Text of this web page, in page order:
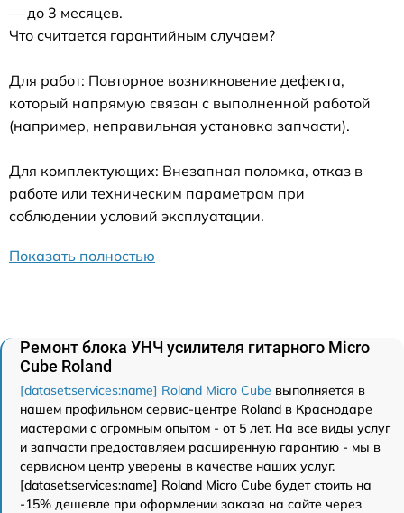
— до 3 месяцев.
Что считается гарантийным случаем?
Для работ: Повторное возникновение дефекта,
который напрямую связан с выполненной работой
(например, неправильная установка запчасти).
Для комплектующих: Внезапная поломка, отказ в
работе или техническим параметрам при
соблюдении условий эксплуатации.
Показать полностью
Ремонт блока УНЧ усилителя гитарного Micro
Cube Roland
[dataset:services:name] Roland Micro Cube выполняется в
нашем профильном сервис-центре Roland в Краснодаре
мастерами с огромным опытом - от 5 лет. На все виды услуг
и запчасти предоставляем расширенную гарантию - мы в
сервисном центр уверены в качестве наших услуг.
[dataset:services:name] Roland Micro Cube будет стоить на
-15% дешевле при оформлении заказа на сайте через